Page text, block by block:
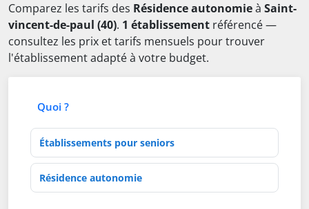
Comparez les tarifs des Résidence autonomieà Saint-
vincent-de-paul (40). 1 établissement référencé —
consultez les prix et tarifs mensuels pour trouver
l'établissement adapté à votre budget.
Quoi ?
Type d'établissement
Activités de soins